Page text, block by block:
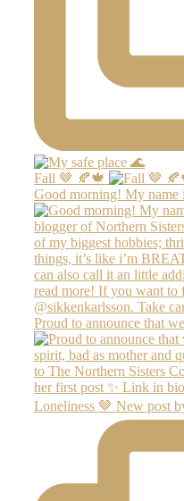
Fall 🤎 🍂🍁
Good morning! My name
Proud to announce that
Loneliness 🤎 New post